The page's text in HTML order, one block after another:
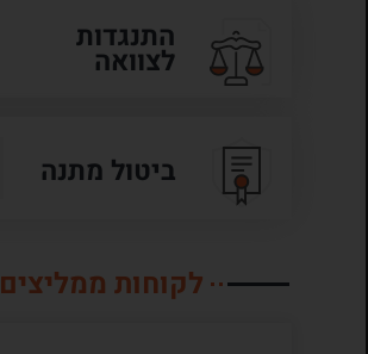
התנגדות
לצוואה
ביטול מתנה
לקוחות ממליצים